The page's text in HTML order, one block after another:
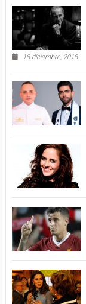
18 diciembre, 2018